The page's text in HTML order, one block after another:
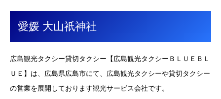
愛媛 大山祇神社
広島観光タクシー貸切タクシー【広島観光タクシーＢＬＵＥＢＬ
ＵＥ】は、広島県広島市にて、広島観光タクシーや貸切タクシー
の営業を展開しております観光サービス会社です。